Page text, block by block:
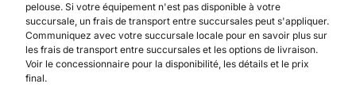
pelouse. Si votre équipement n'est pas disponible à votre
succursale, un frais de transport entre succursales peut s'appliquer.
Communiquez avec votre succursale locale pour en savoir plus sur
les frais de transport entre succursales et les options de livraison.
Voir le concessionnaire pour la disponibilité, les détails et le prix
final.